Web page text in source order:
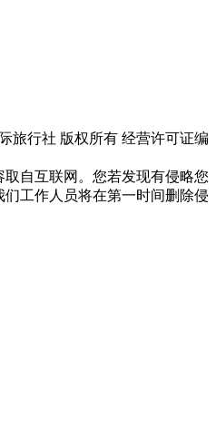
旅行社 版权所有 经营许可证编
自互联网。您若发现有侵略您
工作人员将在第一时间删除侵